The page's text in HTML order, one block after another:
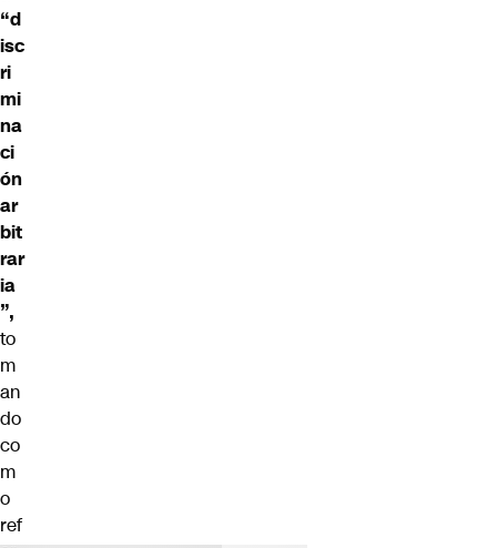
“d
isc
ri
mi
na
ci
ón
ar
bit
rar
ia
”,
to
m
an
do
co
m
o
ref